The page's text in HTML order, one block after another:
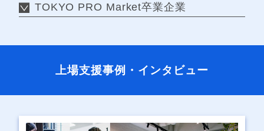
TOKYO PRO Market卒業企業
上場支援事例・インタビュー